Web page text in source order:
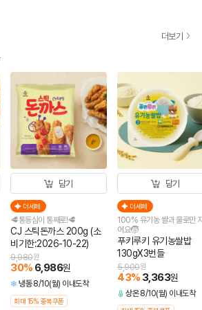
더보기
담기
더세페
🥩통등심이 통째로!🥩
CJ 스틱돈까스 200g (소
비기한:2026-10-22)
30% 6,986원
9,980원
냉동 8/10(월) 이내도착
최대 15% 중복쿠폰
담기
더세페
100% 유기농 쌀과 물로만
어요🧒
푸키루키 유기농쌀밥
130gX3번들
43% 3,363원
5,900원
상온 8/10(월) 이내도착